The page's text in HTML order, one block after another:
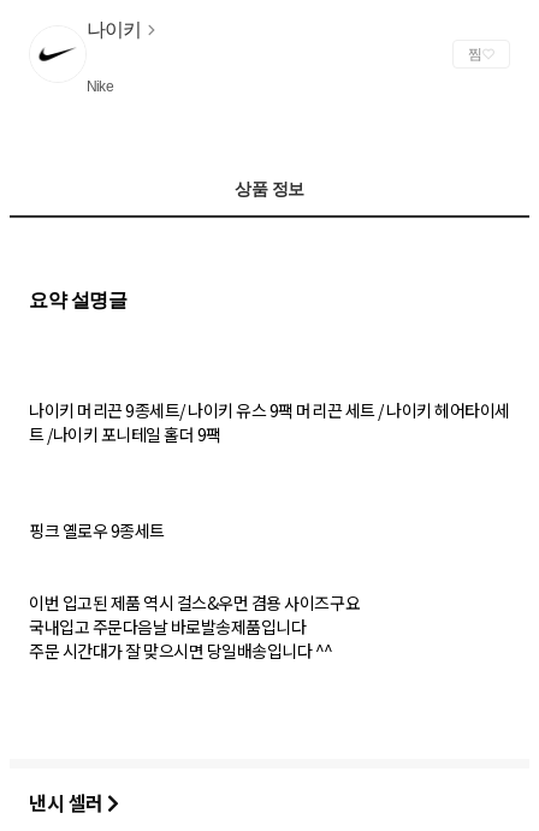
나이키
Nike
찜
상품 정보
요약 설명글
나이키 머리끈 9종세트/ 나이키 유스 9팩 머리끈 세트 / 나이키 헤어타이세
트 /나이키 포니테일 홀더 9팩
핑크 옐로우 9종세트
​이번 입고된 제품 역시 걸스&우먼 겸용 사이즈구요
국내입고 주문다음날 바로발송제품입니다
주문 시간대가 잘 맞으시면 당일배송입니다 ^^
낸시 셀러